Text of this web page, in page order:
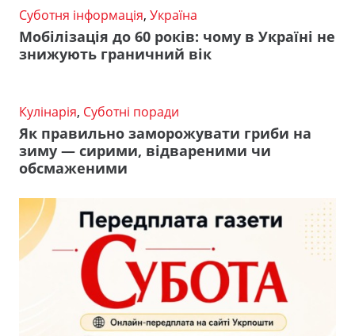
Суботня інформація, Україна
Мобілізація до 60 років: чому в Україні не
знижують граничний вік
Кулінарія, Суботні поради
Як правильно заморожувати гриби на
зиму — сирими, відвареними чи
обсмаженими